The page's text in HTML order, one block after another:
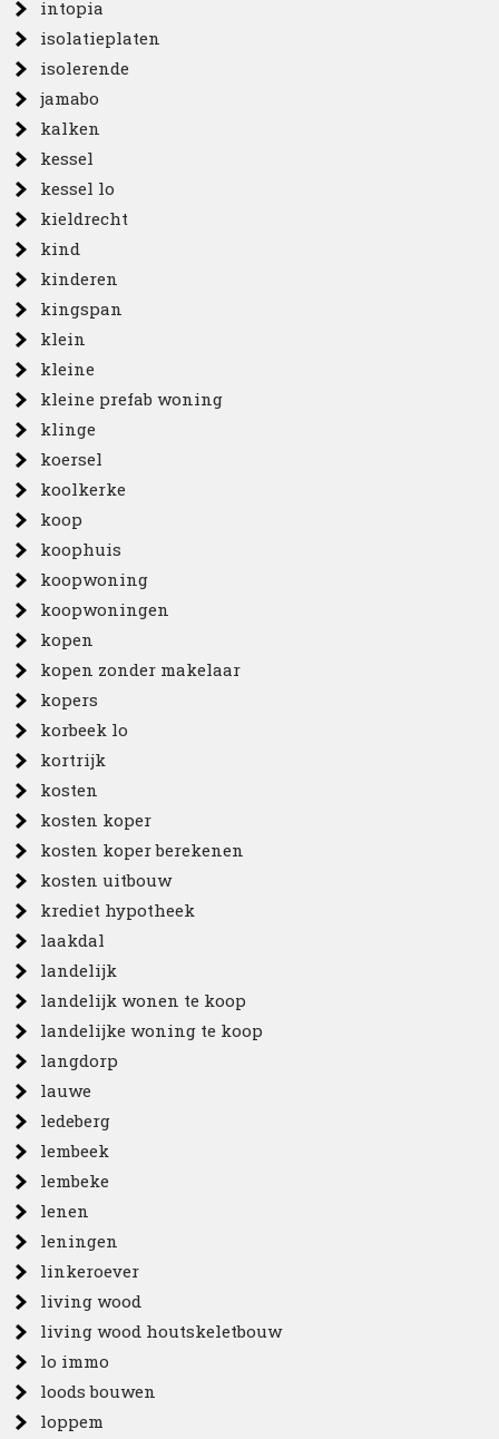
intopia
isolatieplaten
isolerende
jamabo
kalken
kessel
kessel lo
kieldrecht
kind
kinderen
kingspan
klein
kleine
kleine prefab woning
klinge
koersel
koolkerke
koop
koophuis
koopwoning
koopwoningen
kopen
kopen zonder makelaar
kopers
korbeek lo
kortrijk
kosten
kosten koper
kosten koper berekenen
kosten uitbouw
krediet hypotheek
laakdal
landelijk
landelijk wonen te koop
landelijke woning te koop
langdorp
lauwe
ledeberg
lembeek
lembeke
lenen
leningen
linkeroever
living wood
living wood houtskeletbouw
lo immo
loods bouwen
loppem